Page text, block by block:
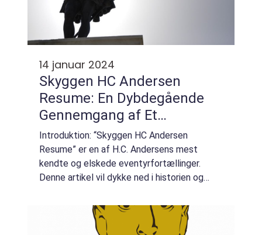
14 januar 2024
Skyggen HC Andersen
Resume: En Dybdegående
Gennemgang af Et
Mesterstykke
Introduktion: “Skyggen HC Andersen
Resume” er en af H.C. Andersens mest
kendte og elskede eventyrfortællinger.
Denne artikel vil dykke ned i historien og
bringe vigtige oplysninger til læsere, der e...